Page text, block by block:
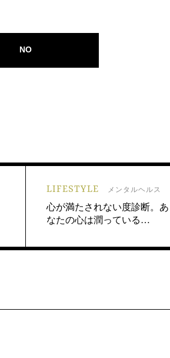
NO
LIFESTYLE メンタルヘルス
心が満たされない度診断。あ
なたの心は潤っている…